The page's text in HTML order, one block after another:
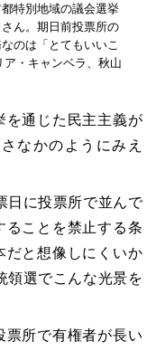
特別地域の議会選挙
ん。期日前投票所の
のは「とてもいいこ
ア・キャンベラ、秋山
を通じた民主主義が
なかのようにみえ
日に投票所で並んで
ることを禁止する条
だと想像しにくいか
領選でこんな光景を
票所で有権者が長い